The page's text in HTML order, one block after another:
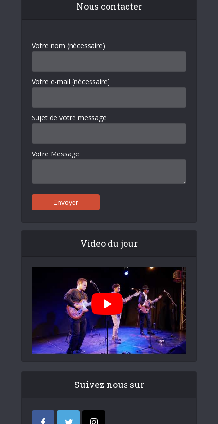
Nous contacter
Votre nom (nécessaire)
Votre e-mail (nécessaire)
Sujet de votre message
Votre Message
Video du jour
Suivez nous sur